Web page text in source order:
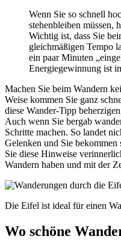
Wenn Sie so schnell
stehenbleiben müssen,
Wichtig ist, dass Sie
gleichmäßigen Tempo
ein paar Minuten
Energiegewinnung ist
Machen Sie beim Wandern
Weise kommen Sie ganz
diese Wander-Tipp
Auch wenn Sie bergab
Schritte machen. So landet
Gelenken und Sie
Sie diese Hinweise
Wandern haben und mit der
Die Eifel ist ideal für einen
Wo schöne